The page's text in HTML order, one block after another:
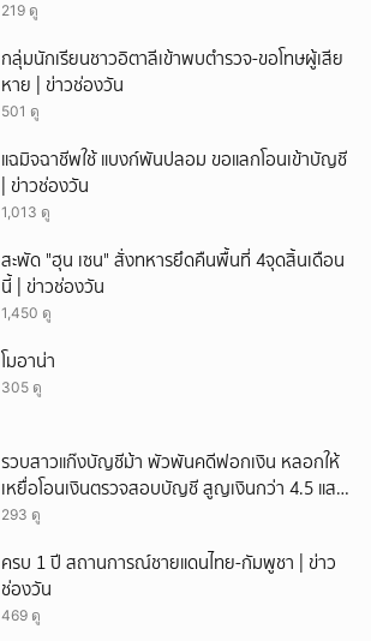
219 ดู
กลุ่มนักเรียนชาวอิตาลีเข้าพบตำรวจ-ขอโทษผู้เสีย
หาย | ข่าวช่องวัน
501 ดู
แฉมิจฉาชีพใช้ แบงก์พันปลอม ขอแลกโอนเข้าบัญชี
| ข่าวช่องวัน
1,013 ดู
สะพัด "ฮุน เซน" สั่งทหารยึดคืนพื้นที่ 4จุดสิ้นเดือน
นี้ | ข่าวช่องวัน
1,450 ดู
โมอาน่า
305 ดู
รวบสาวแก๊งบัญชีม้า พัวพันคดีฟอกเงิน หลอกให้
เหยื่อโอนเงินตรวจสอบบัญชี สูญเงินกว่า 4.5 แสน
บาท
293 ดู
ครบ 1 ปี สถานการณ์ชายแดนไทย-กัมพูชา | ข่าว
ช่องวัน
469 ดู